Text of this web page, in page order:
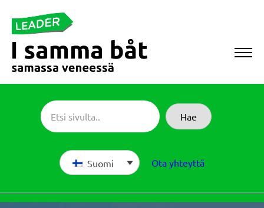
suoraan
sisältöön
Sameboat
Hae
Ota yhteyttä
Suomi